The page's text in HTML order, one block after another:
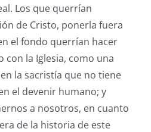
Los que querrían
de Cristo, ponerla fuera
el fondo querrían hacer
con la Iglesia, como una
la sacristía que no tiene
el devenir humano; y
a nosotros, en cuanto
de la historia de este